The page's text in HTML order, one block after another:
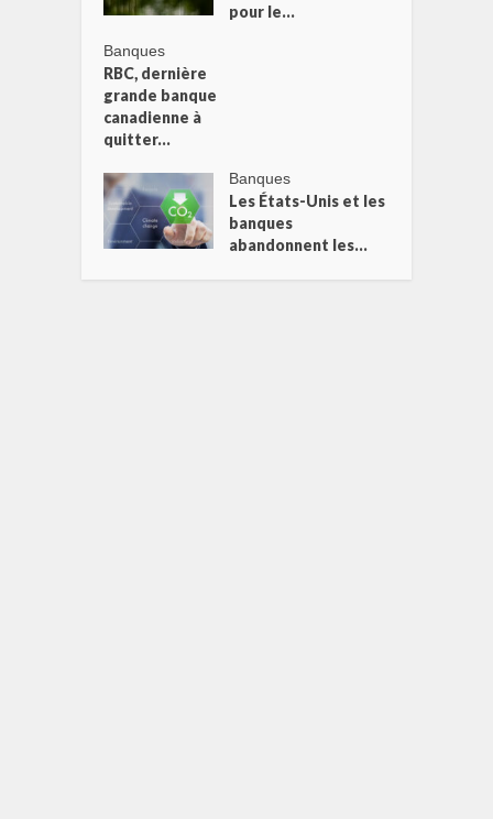
pour le...
Banques
RBC, dernière
grande banque
canadienne à
quitter...
Banques
Les États-Unis et les
banques
abandonnent les...